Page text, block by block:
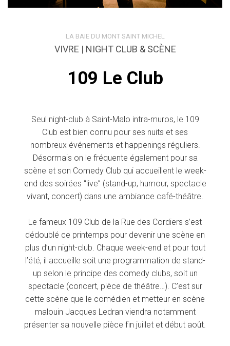
LA BAIE DU MONT SAINT MICHEL
VIVRE | NIGHT CLUB & SCÈNE
109 Le Club
Seul night-club à Saint-Malo intra-muros, le 109
Club est bien connu pour ses nuits et ses
nombreux événements et happenings réguliers.
Désormais on le fréquente également pour sa
scène et son Comedy Club qui accueillent le week-
end des soirées “live” (stand-up, humour, spectacle
vivant, concert) dans une ambiance café-théâtre.
Le fameux 109 Club de la Rue des Cordiers s’est
dédoublé ce printemps pour devenir une scène en
plus d’un night-club. Chaque week-end et pour tout
l’été, il accueille soit une programmation de stand-
up selon le principe des comedy clubs, soit un
spectacle (concert, pièce de théâtre…). C’est sur
cette scène que le comédien et metteur en scène
malouin Jacques Ledran viendra notamment
présenter sa nouvelle pièce fin juillet et début août.